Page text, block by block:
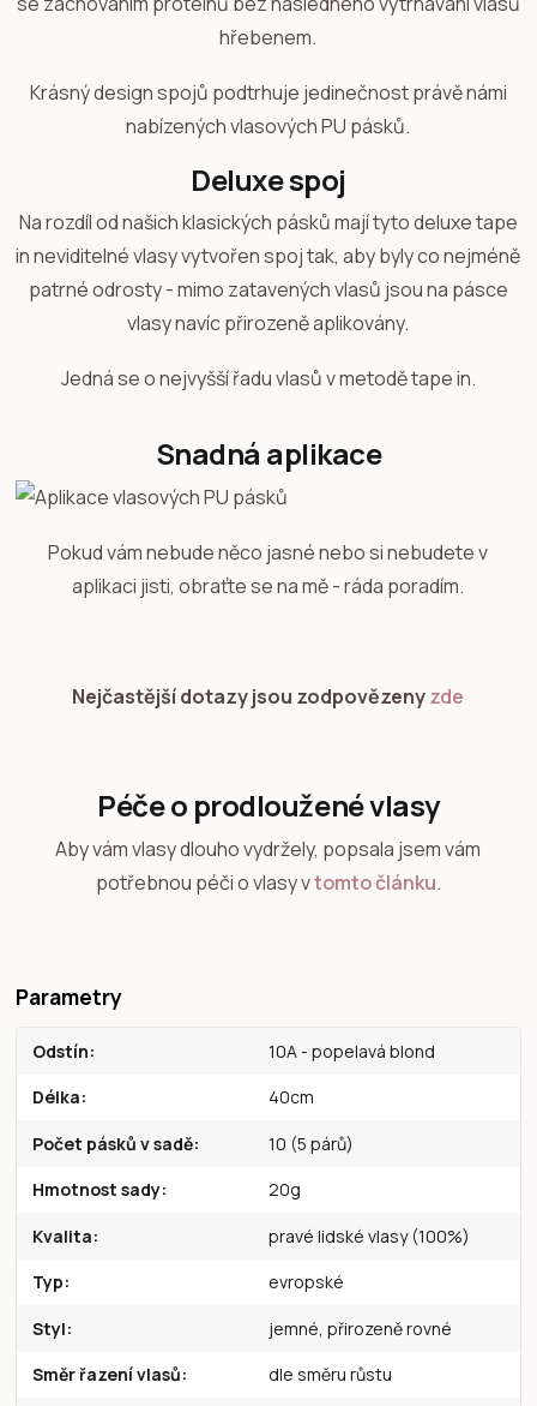
hřebenem.
Krásný design spojů podtrhuje jedinečnost právě námi
nabízených vlasových PU pásků.
Deluxe spoj
Na rozdíl od našich klasických pásků mají tyto deluxe tape
in neviditelné vlasy vytvořen spoj tak, aby byly co nejméně
patrné odrosty - mimo zatavených vlasů jsou na pásce
vlasy navíc přirozeně aplikovány.
Jedná se o nejvyšší řadu vlasů v metodě tape in.
Snadná aplikace
Pokud vám nebude něco jasné nebo si nebudete v
aplikaci jisti, obraťte se na mě - ráda poradím.
Nejčastější dotazy jsou zodpovězenyzde
Péče o prodloužené vlasy
Aby vám vlasy dlouho vydržely, popsala jsem vám
potřebnou péči o vlasy vtomto článku.
Parametry
Odstín 10A - popelavá blond
Délka 40cm
Počet pásků v sadě 10 (5 párů)
Hmotnost sady 20g
Kvalita pravé lidské vlasy (100%)
Typ evropské
Styl jemné, přirozeně rovné
Směr řazení vlasů dle směru růstu